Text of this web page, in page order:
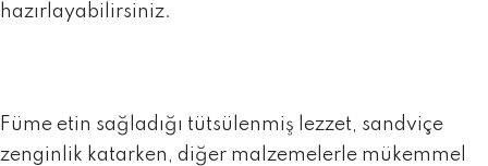
hazırlayabilirsiniz.
Füme etin sağladığı tütsülenmiş lezzet, sandviçe
zenginlik katarken, diğer malzemelerle mükemmel